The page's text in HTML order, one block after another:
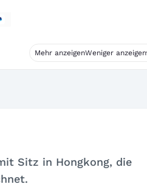
Mehr anzeigenWeniger anzeigen
Sitz in Hongkong, die